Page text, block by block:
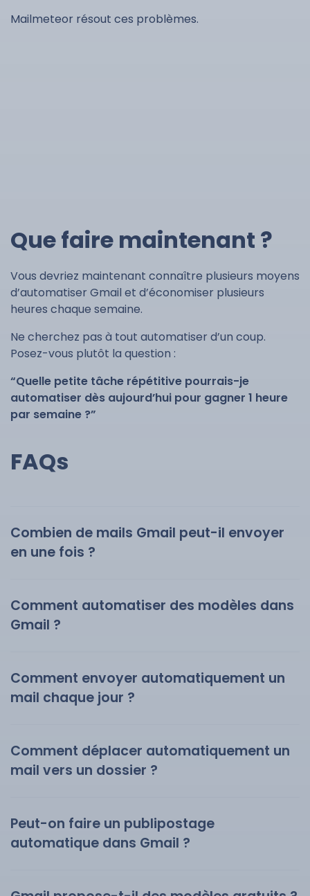
Mailmeteor résout ces problèmes.
Que faire maintenant ?
Vous devriez maintenant connaître plusieurs moyens
d’automatiser Gmail et d’économiser plusieurs
heures chaque semaine.
Ne cherchez pas à tout automatiser d’un coup.
Posez-vous plutôt la question :
“Quelle petite tâche répétitive pourrais-je
automatiser dès aujourd’hui pour gagner 1 heure
par semaine ?”
FAQs
Combien de mails Gmail peut-il envoyer
en une fois ?
Comment automatiser des modèles dans
Gmail ?
Comment envoyer automatiquement un
mail chaque jour ?
Comment déplacer automatiquement un
mail vers un dossier ?
Peut-on faire un publipostage
automatique dans Gmail ?